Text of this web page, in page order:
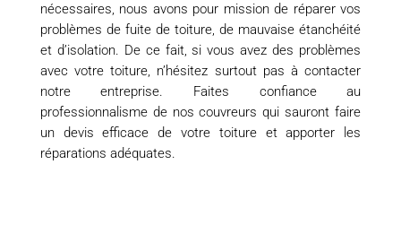
nécessaires, nous avons pour mission de réparer vos
problèmes de fuite de toiture, de mauvaise étanchéité
et d’isolation. De ce fait, si vous avez des problèmes
avec votre toiture, n’hésitez surtout pas à contacter
notre entreprise. Faites confiance au
professionnalisme de nos couvreurs qui sauront faire
un devis efficace de votre toiture et apporter les
réparations adéquates.